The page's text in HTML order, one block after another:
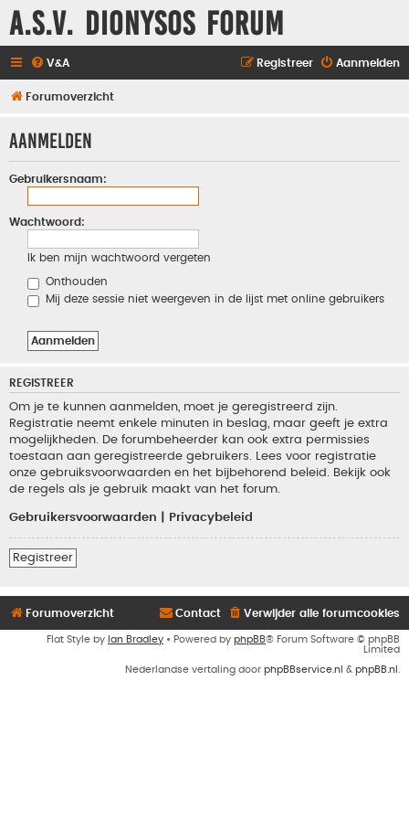
A.S.V. Dionysos Forum
V&A Aanmelden
Registreer
Forumoverzicht
Aanmelden
Gebruikersnaam:
Wachtwoord:
Ik ben mijn wachtwoord vergeten
Onthouden
Mij deze sessie niet weergeven in de lijst met online gebruikers
REGISTREER
Om je te kunnen aanmelden, moet je geregistreerd zijn.
Registratie neemt enkele minuten in beslag, maar geeft je extra
mogelijkheden. De forumbeheerder kan ook extra permissies
toestaan aan geregistreerde gebruikers. Lees voor registratie
onze gebruiksvoorwaarden en het bijbehorend beleid. Bekijk ook
de regels als je gebruik maakt van het forum.
Gebruikersvoorwaarden Privacybeleid
Registreer
Forumoverzicht Verwijder alle forumcookies
Contact
Flat Style by Ian Bradley • Powered by phpBB® Forum Software © phpBB
Limited
Nederlandse vertaling door phpBBservice.nl & phpBB.nl .